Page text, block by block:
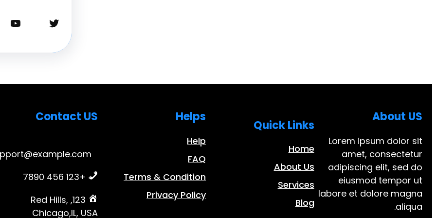
تويتر
يوتيوب
About US
Lorem ipsum dolor sit
amet, consectetur
adipiscing elit, sed do
eiusmod tempor ut
labore et dolore magna
aliqua.
Quick Links
Home
About Us
Services
Blog
Helps
Help
FAQ
Terms & Condition
Privacy Policy
Contact US
+123 456 7890
123, Red Hills,
Chicago,IL, USA